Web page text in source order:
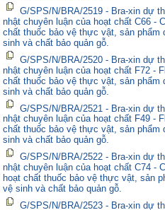
G/SPS/N/BRA/2519 - Bra-xin dự
nhật chuyên luận của hoạt chất C66 -
chất thuốc bảo vệ thực vật, sản phẩm
sinh và chất bảo quản gỗ.
G/SPS/N/BRA/2520 - Bra-xin dự
nhật chuyên luận của hoạt chất F72 -
chất thuốc bảo vệ thực vật, sản phẩm
sinh và chất bảo quản gỗ.
G/SPS/N/BRA/2521 - Bra-xin dự
nhật chuyên luận của hoạt chất F49 -
chất thuốc bảo vệ thực vật, sản phẩm
sinh và chất bảo quản gỗ.
G/SPS/N/BRA/2522 - Bra-xin dự
nhật chuyên luận của hoạt chất C74 -
hoạt chất thuốc bảo vệ thực vật, sản
vệ sinh và chất bảo quản gỗ.
G/SPS/N/BRA/2523 - Bra-xin dự